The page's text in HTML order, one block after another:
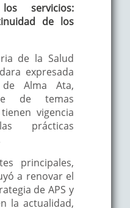
servicios:
de los
de la Salud
expresada
Alma Ata,
de temas
vigencia
prácticas
principales,
a renovar el
de APS y
la actualidad,